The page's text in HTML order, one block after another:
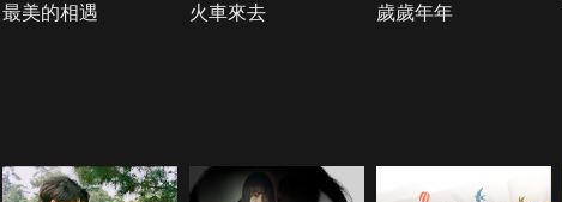
最美的相遇 火車來去 歲歲年年